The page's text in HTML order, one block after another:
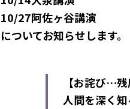
10/27阿佐ヶ谷講演
についてお知らせします。
【お詫び…残
人間を深く